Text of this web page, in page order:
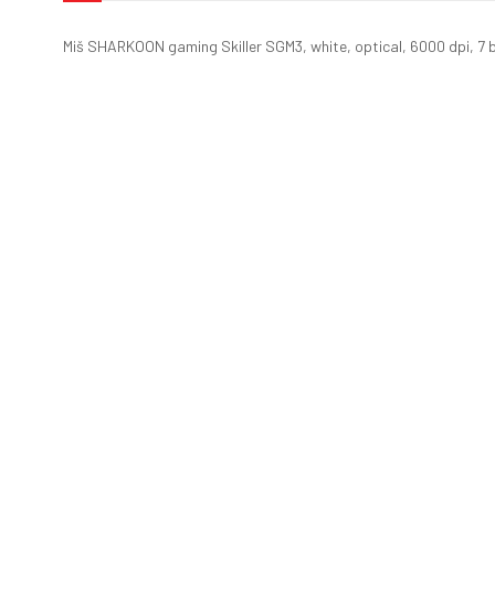
Miš SHARKOON gaming Skiller SGM3, white, optical, 6000 dpi, 7